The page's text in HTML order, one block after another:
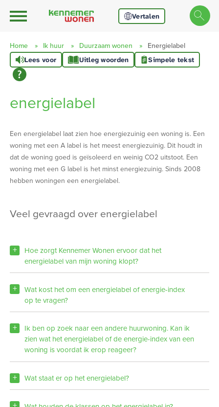
Naar hoofdinhoud
Naar hoofdnavigatiemenu
Naar zoeken
Naar de homepage
Ga naar Hoofd Vertalen
Home Ik huur Duurzaam wonen Energielabel
Lees voor Uitleg woorden Simpele tekst
energielabel
Een energielabel laat zien hoe energiezuinig een woning is. Een
woning met een A label is het meest energiezuinig. Dit houdt in
dat de woning goed is geïsoleerd en weinig CO2 uitstoot. Een
woning met een G label is het minst energiezuinig. Sinds 2008
hebben woningen een energielabel.
veel gevraagd over energielabel
Hoe zorgt Kennemer Wonen ervoor dat het
energielabel van mijn woning klopt?
Wat kost het om een energielabel of energie-index
op te vragen?
Ik ben op zoek naar een andere huurwoning. Kan ik
zien wat het energielabel of de energie-index van een
woning is voordat ik erop reageer?
Wat staat er op het energielabel?